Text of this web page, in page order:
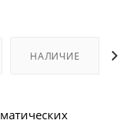
НАЛИЧИЕ